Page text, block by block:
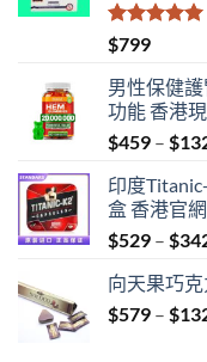
評分
滿分 5
$799
男性保健
功能 香港
$459 – $
印度
盒 香港官
$529 – $
向天果巧
$579 – $